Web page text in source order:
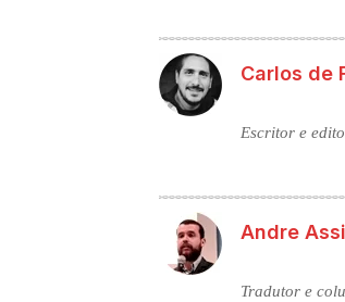
Carlos de
Escritor e
Andre
Tradutor e